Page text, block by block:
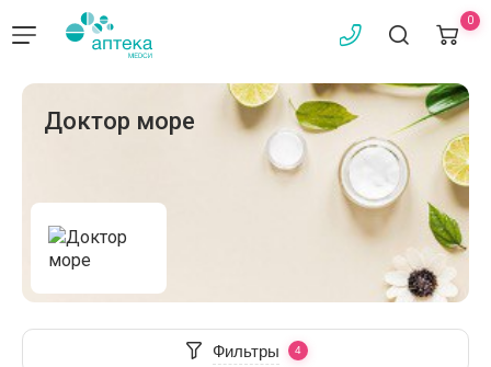
0
Доктор море
Фильтры